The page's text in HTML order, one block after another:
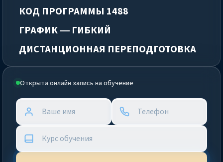
Открыта онлайн запись на обучение
КОД ПРОГРАММЫ 1488
ГРАФИК — ГИБКИЙ
ДИСТАНЦИОННАЯ ПЕРЕПОДГОТОВКА